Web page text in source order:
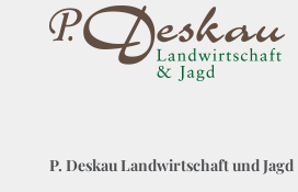
P. Deskau Landwirtschaft und Jagd